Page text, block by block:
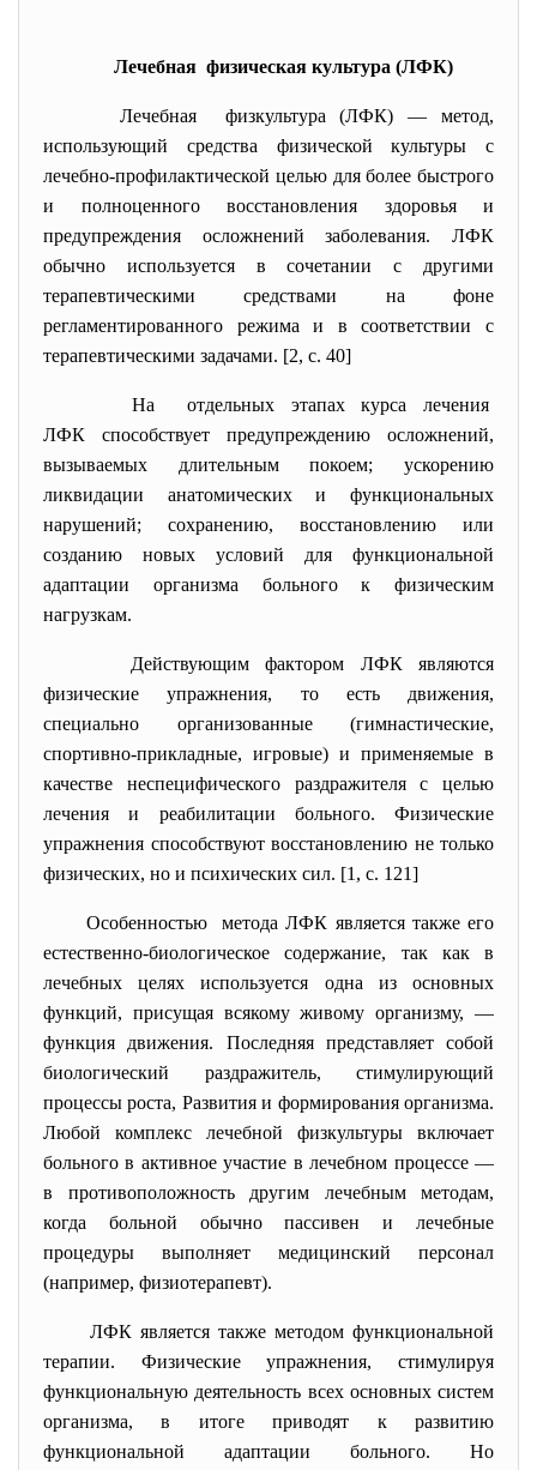
Лечебная физическая культура (ЛФК)
Лечебная физкультура (ЛФК) — метод,
использующий средства физической культуры с
лечебно-профилактической целью для более быстрого
и полноценного восстановления здоровья и
предупреждения осложнений заболевания. ЛФК
обычно используется в сочетании с другими
терапевтическими средствами на фоне
регламентированного режима и в соответствии с
терапевтическими задачами. [2, c. 40]
На отдельных этапах курса лечения
ЛФК способствует предупреждению осложнений,
вызываемых длительным покоем; ускорению
ликвидации анатомических и функциональных
нарушений; сохранению, восстановлению или
созданию новых условий для функциональной
адаптации организма больного к физическим
нагрузкам.
Действующим фактором ЛФК являются
физические упражнения, то есть движения,
специально организованные (гимнастические,
спортивно-прикладные, игровые) и применяемые в
качестве неспецифического раздражителя с целью
лечения и реабилитации больного. Физические
упражнения способствуют восстановлению не только
физических, но и психических сил. [1, c. 121]
Особенностью метода ЛФК является также его
естественно-биологическое содержание, так как в
лечебных целях используется одна из основных
функций, присущая всякому живому организму, —
функция движения. Последняя представляет собой
биологический раздражитель, стимулирующий
процессы роста, Развития и формирования организма.
Любой комплекс лечебной физкультуры включает
больного в активное участие в лечебном процессе —
в противоположность другим лечебным методам,
когда больной обычно пассивен и лечебные
процедуры выполняет медицинский персонал
(например, физиотерапевт).
ЛФК является также методом функциональной
терапии. Физические упражнения, стимулируя
функциональную деятельность всех основных систем
организма, в итоге приводят к развитию
функциональной адаптации больного. Но